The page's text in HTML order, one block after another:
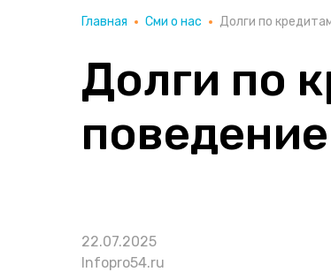
Главная Сми о нас Долги по
Долги по
22.07.2025
Infopro54.ru